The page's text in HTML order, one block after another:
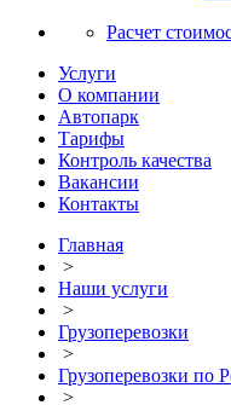
Расчет
Услуги
О компании
Автопарк
Тарифы
Контроль качества
Вакансии
Контакты
Главная
>
Наши услуги
>
Грузоперевозки
>
Грузоперевозки по
>